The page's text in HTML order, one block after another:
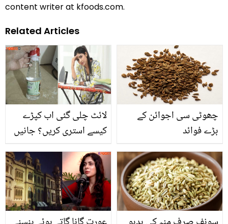
content writer at kfoods.com.
Related Articles
لائٹ چلی گئی اب کپڑے
کیسے استری کریں؟ جانیں
سلوٹیں ہٹانے کا انوکھا
طریقہ
چھوٹی سی اجوائن کے
بڑے فوائد